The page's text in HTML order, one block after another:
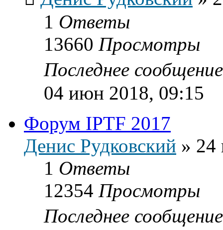
1 Ответы
13660 Просмотры
Последнее
04 июн 2018, 09:15
Форум IPTF 2017
Денис Рудковский » 24
1 Ответы
12354 Просмотры
Последнее